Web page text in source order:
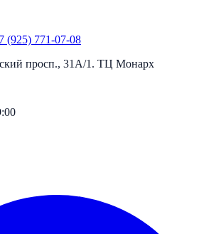
(925) 771-07-08
просп., 31А/1. ТЦ Монарх